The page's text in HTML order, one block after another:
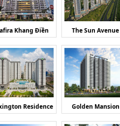
Khang Điền The Sun Avenue
Residence Golden Mansion